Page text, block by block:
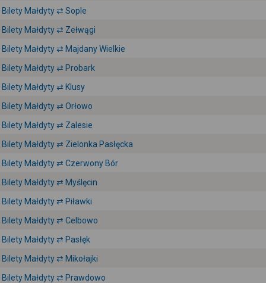
Bilety Małdyty ⇄ Sople
Bilety Małdyty ⇄ Zełwągi
Bilety Małdyty ⇄ Majdany Wielkie
Bilety Małdyty ⇄ Probark
Bilety Małdyty ⇄ Klusy
Bilety Małdyty ⇄ Orłowo
Bilety Małdyty ⇄ Zalesie
Bilety Małdyty ⇄ Zielonka Pasłęcka
Bilety Małdyty ⇄ Czerwony Bór
Bilety Małdyty ⇄ Myślęcin
Bilety Małdyty ⇄ Piławki
Bilety Małdyty ⇄ Celbowo
Bilety Małdyty ⇄ Pasłęk
Bilety Małdyty ⇄ Mikołajki
Bilety Małdyty ⇄ Prawdowo